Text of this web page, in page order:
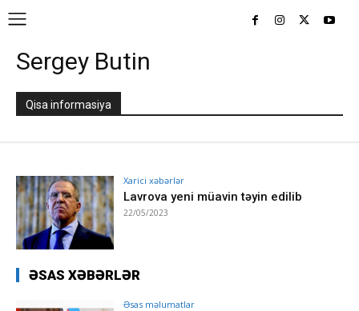
Sergey Butin
Qisa informasiya
Xarici xəbərlər
Lavrova yeni müavin təyin edilib
22/05/2023
ƏSAS XƏBƏRLƏR
Əsas məlumatlar